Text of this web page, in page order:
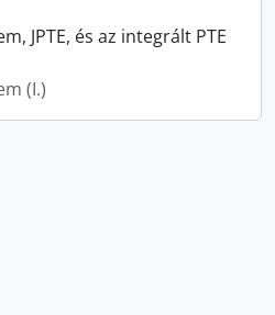
JPTE, és az integrált PTE
(I.)